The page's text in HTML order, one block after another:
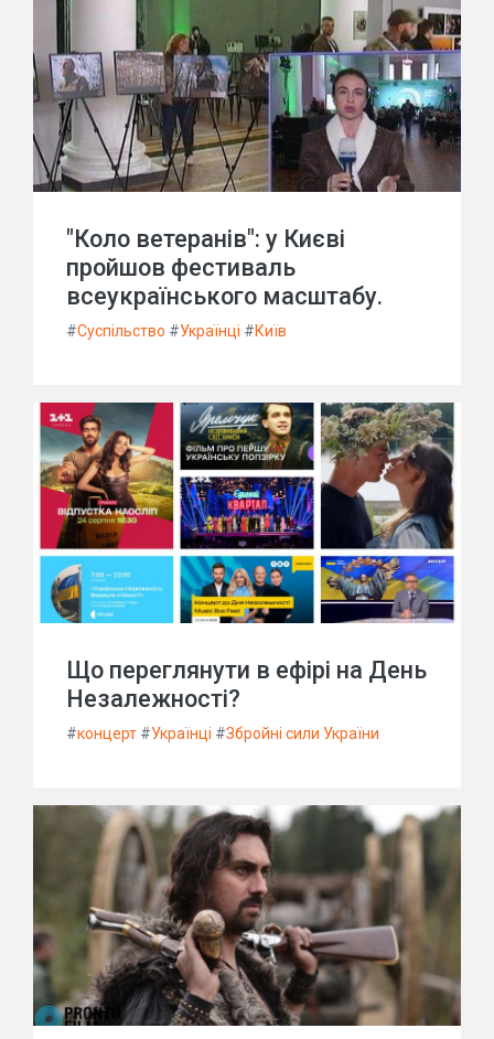
"Коло ветеранів": у Києві
пройшов фестиваль
всеукраїнського масштабу.
#Суспільство #Українці #Київ
Що переглянути в ефірі на День
Незалежності?
#концерт #Українці #Збройні сили України